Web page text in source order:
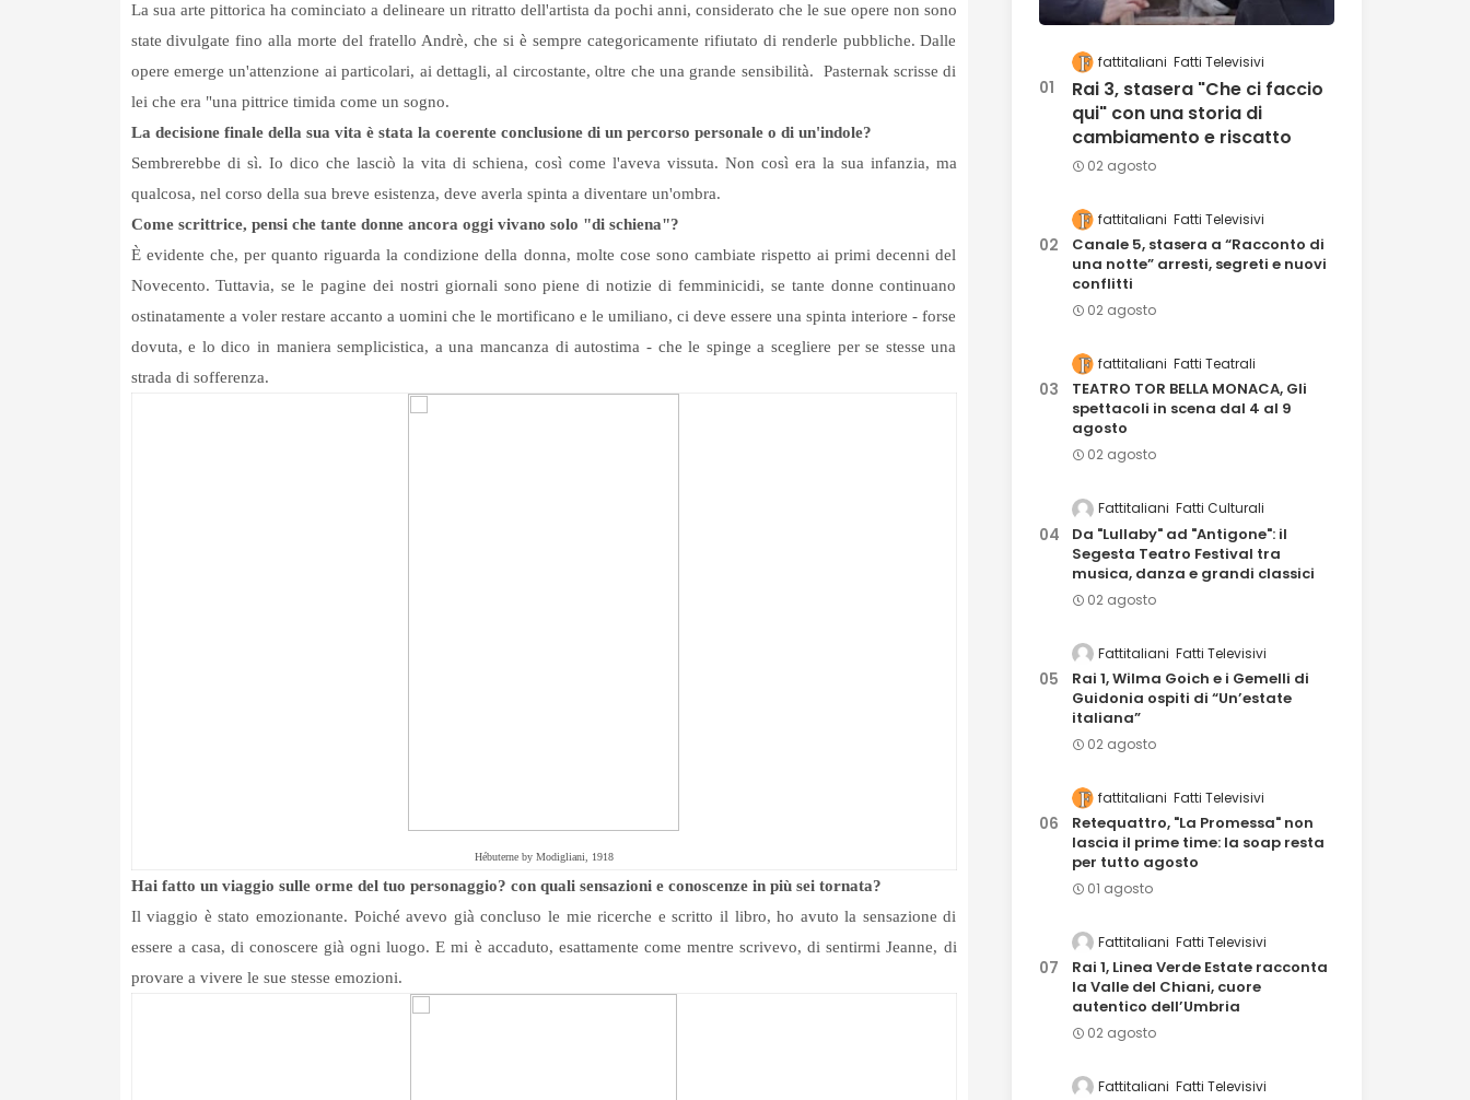
La sua arte pittorica ha cominciato a delineare un ritratto dell'artista da pochi anni, considerato che le sue opere non sono
state divulgate fino alla morte del fratello Andrè, che si è sempre categoricamente rifiutato di renderle pubbliche. Dalle
opere emerge un'attenzione ai particolari, ai dettagli, al circostante, oltre che una grande sensibilità. Pasternak scrisse di
lei che era "una pittrice timida come un sogno.
La decisione finale della sua vita è stata la coerente conclusione di un percorso personale o di un'indole?
Sembrerebbe di sì. Io dico che lasciò la vita di schiena, così come l'aveva vissuta. Non così era la sua infanzia, ma
qualcosa, nel corso della sua breve esistenza, deve averla spinta a diventare un'ombra.
Come scrittrice, pensi che tante donne ancora oggi vivano solo "di schiena"?
È evidente che, per quanto riguarda la condizione della donna, molte cose sono cambiate rispetto ai primi decenni del
Novecento. Tuttavia, se le pagine dei nostri giornali sono piene di notizie di femminicidi, se tante donne continuano
ostinatamente a voler restare accanto a uomini che le mortificano e le umiliano, ci deve essere una spinta interiore - forse
dovuta, e lo dico in maniera semplicistica, a una mancanza di autostima - che le spinge a scegliere per se stesse una
strada di sofferenza.
Hébuterne by Modigliani, 1918
Hai fatto un viaggio sulle orme del tuo personaggio? con quali sensazioni e conoscenze in più sei tornata?
Il viaggio è stato emozionante. Poiché avevo già concluso le mie ricerche e scritto il libro, ho avuto la sensazione di
essere a casa, di conoscere già ogni luogo. E mi è accaduto, esattamente come mentre scrivevo, di sentirmi Jeanne, di
provare a vivere le sue stesse emozioni.
fattitaliani Fatti Televisivi
Rai 3, stasera "Che ci faccio
qui" con una storia di
cambiamento e riscatto
02 agosto
fattitaliani Fatti Televisivi
Canale 5, stasera a “Racconto di
una notte” arresti, segreti e nuovi
conflitti
02 agosto
fattitaliani Fatti Teatrali
TEATRO TOR BELLA MONACA, Gli
spettacoli in scena dal 4 al 9
agosto
02 agosto
Fattitaliani Fatti Culturali
Da "Lullaby" ad "Antigone": il
Segesta Teatro Festival tra
musica, danza e grandi classici
02 agosto
Fattitaliani Fatti Televisivi
Rai 1, Wilma Goich e i Gemelli di
Guidonia ospiti di “Un’estate
italiana”
02 agosto
fattitaliani Fatti Televisivi
Retequattro, "La Promessa" non
lascia il prime time: la soap resta
per tutto agosto
01 agosto
Fattitaliani Fatti Televisivi
Rai 1, Linea Verde Estate racconta
la Valle del Chiani, cuore
autentico dell’Umbria
02 agosto
Fattitaliani Fatti Televisivi